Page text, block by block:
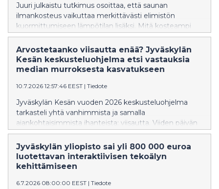
Juuri julkaistu tutkimus osoittaa, että saunan
ilmankosteus vaikuttaa merkittävästi elimistön
kuormittumiseen lämpötilan lisäksi. Mitä kosteampi
sauna on, sitä voimakkaammin syke ja kehon lämpötila
nousevat.
Arvostetaanko viisautta enää? Jyväskylän
Kesän keskusteluohjelma etsi vastauksia
median murroksesta kasvatukseen
10.7.2026 12:57:46 EEST | Tiedote
Jyväskylän Kesän vuoden 2026 keskusteluohjelma
tarkasteli yhtä vanhimmista ja samalla
ajankohtaisimmista ihanteista: viisautta. Viiden päivän
aikana keskusteluissa kysyttiin, miltä viisaus näyttää
aikana, jolloin huomiosta kilpaillaan
ennennäkemättömällä voimalla, tekoäly muuttaa
ajatteluamme ja yhteiskunnallinen keskustelu hakee
Jyväskylän yliopisto sai yli 800 000 euroa
luotettavan interaktiivisen tekoälyn
kehittämiseen
6.7.2026 08:00:00 EEST | Tiedote